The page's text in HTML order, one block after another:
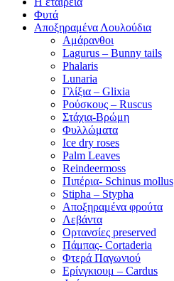
Φυτά
Αποξηραμένα Λουλούδια
Αμάρανθοι
Lagurus – Bunny tails
Phalaris
Lunaria
Γλίξια – Glixia
Ρούσκους – Ruscus
Στάχια-Βρώμη
Φυλλώματα
Ice dry roses
Palm Leaves
Reindeermoss
Πιπέρια- Schinus mollus
Stipha – Stypha
Αποξηραμένα φρούτα
Λεβάντα
Ορτανσίες preserved
Πάμπας- Cortaderia
Φτερά Παγωνιού
Ερίνγκιουμ – Cardus